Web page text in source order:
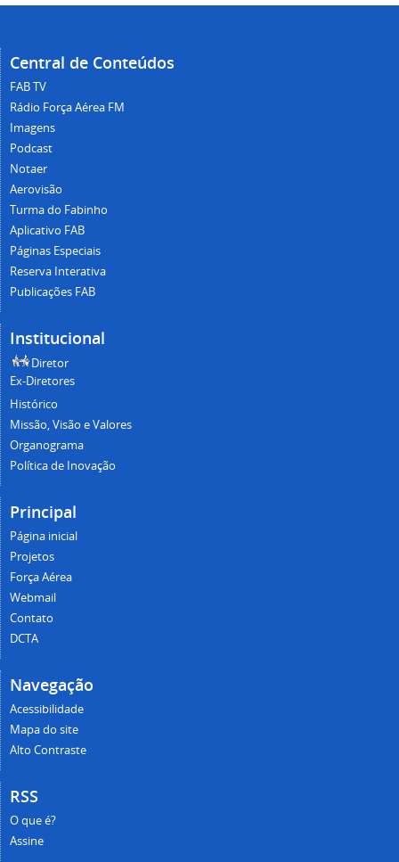
Central de Conteúdos
FAB TV
Rádio Força Aérea FM
Imagens
Podcast
Notaer
Aerovisão
Turma do Fabinho
Aplicativo FAB
Páginas Especiais
Reserva Interativa
Publicações FAB
Institucional
Diretor
Ex-Diretores
Histórico
Missão, Visão e Valores
Organograma
Política de Inovação
Principal
Página inicial
Projetos
Força Aérea
Webmail
Contato
DCTA
Navegação
Acessibilidade
Mapa do site
Alto Contraste
RSS
O que é?
Assine